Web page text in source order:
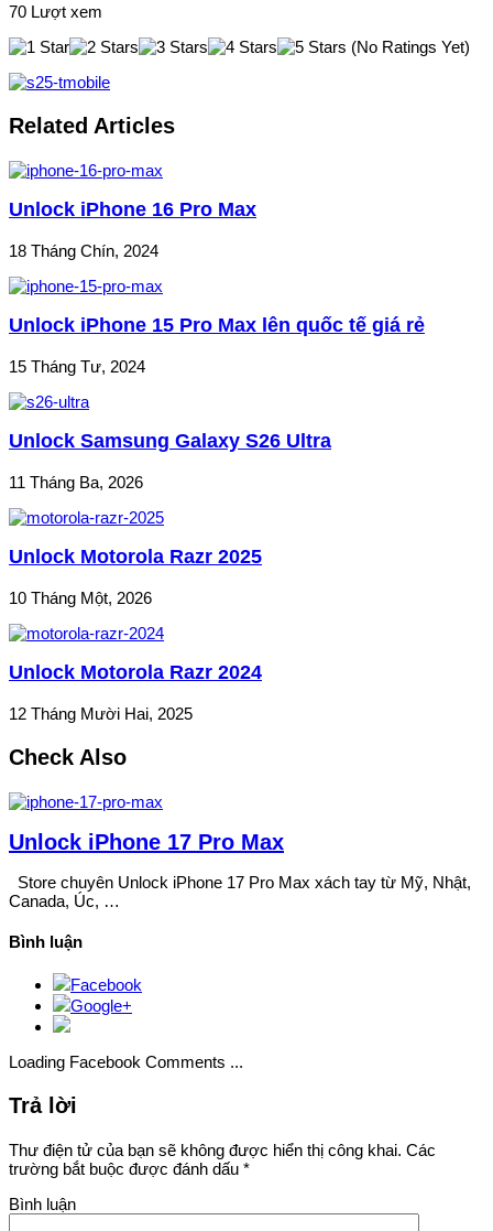
70 Lượt xem
(No Ratings Yet)
Related Articles
Unlock iPhone 16 Pro Max
18 Tháng Chín, 2024
Unlock iPhone 15 Pro Max lên quốc tế giá rẻ
15 Tháng Tư, 2024
Unlock Samsung Galaxy S26 Ultra
11 Tháng Ba, 2026
Unlock Motorola Razr 2025
10 Tháng Một, 2026
Unlock Motorola Razr 2024
12 Tháng Mười Hai, 2025
Check Also
Unlock iPhone 17 Pro Max
Store chuyên Unlock iPhone 17 Pro Max xách tay từ Mỹ, Nhật,
Canada, Úc, …
Bình luận
Facebook
Google+
Loading Facebook Comments ...
Trả lời
Thư điện tử của bạn sẽ không được hiển thị công khai. Các
trường bắt buộc được đánh dấu *
Bình luận